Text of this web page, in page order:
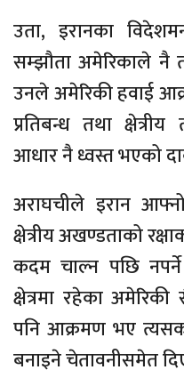
उता, इरानका
सम्झौता अमेरिकाले नै
उनले अमेरिकी हवाई
प्रतिबन्ध तथा
आधार नै ध्वस्त भएको
अराघचीले इरान आफ्नो
क्षेत्रीय अखण्डताको
कदम चाल्न पछि
क्षेत्रमा रहेका
पनि आक्रमण भए त्यसको
बनाइने चेतावनीसमेत